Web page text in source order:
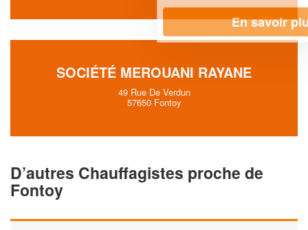
SOCIÉTÉ MEROUANI RAYANE
49 Rue De Verdun
57650 Fontoy
D’autres Chauffagistes proche de
Fontoy
En savoir plus